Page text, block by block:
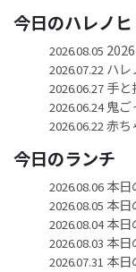
今日のハレノヒ
2026.08.05
2026.07.22ハレ
2026.06.27手と
2026.06.24鬼
2026.06.22赤ち
今日のランチ
2026.08.06本日
2026.08.05 本
2026.08.04本日
2026.08.03 本
2026.07.31 本